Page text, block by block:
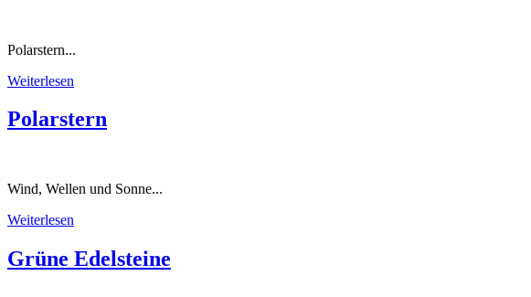
Polarstern...
Weiterlesen
Polarstern
Wind, Wellen und Sonne...
Weiterlesen
Grüne Edelsteine